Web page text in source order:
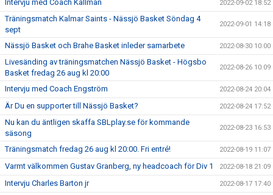
Intervju med Coach Källman 2022-09-02 18:52
Träningsmatch Kalmar Saints - Nässjö Basket Söndag 4
sept
2022-09-01 14:18
Nässjö Basket och Brahe Basket inleder samarbete 2022-08-30 10:00
Livesänding av träningsmatchen Nässjö Basket - Högsbo
Basket fredag 26 aug kl 20:00
2022-08-26 10:09
Intervju med Coach Engström 2022-08-24 20:04
Är Du en supporter till Nässjö Basket? 2022-08-24 17:52
Nu kan du äntligen skaffa SBLplay.se för kommande
säsong
2022-08-23 16:53
Träningsmatch fredag 26 aug kl 20:00. Fri entré! 2022-08-19 11:07
Varmt välkommen Gustav Granberg, ny headcoach för Div 1 2022-08-18 21:09
Intervju Charles Barton jr 2022-08-17 17:40